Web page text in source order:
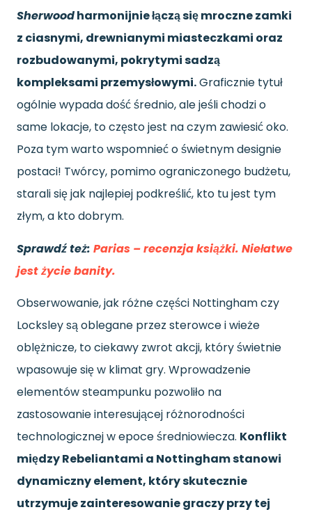
Sherwoodharmonijnie łączą się mroczne zamki
z ciasnymi, drewnianymi miasteczkami oraz
rozbudowanymi, pokrytymi sadzą
kompleksami przemysłowymi.Graficznie tytuł
ogólnie wypada dość średnio, ale jeśli chodzi o
same lokacje, to często jest na czym zawiesić oko.
Poza tym warto wspomnieć o świetnym designie
postaci! Twórcy, pomimo ograniczonego budżetu,
starali się jak najlepiej podkreślić, kto tu jest tym
złym, a kto dobrym.
Sprawdź też: Parias – recenzja książki. Niełatwe
jest życie banity.
Obserwowanie, jak różne części Nottingham czy
Locksley są oblegane przez sterowce i wieże
oblężnicze, to ciekawy zwrot akcji, który świetnie
wpasowuje się w klimat gry. Wprowadzenie
elementów steampunku pozwoliło na
zastosowanie interesującej różnorodności
technologicznej w epoce średniowiecza. Konflikt
między Rebeliantami a Nottingham stanowi
dynamiczny element, który skutecznie
utrzymuje zainteresowanie graczy przy tej